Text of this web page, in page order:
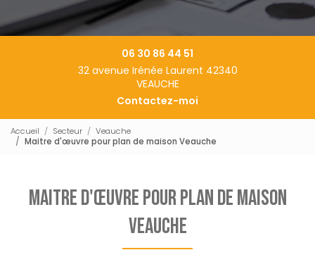
06 30 86 44 51
32 avenue Irénée Laurent 42340
VEAUCHE
Contactez-moi
Accueil Secteur
Veauche
Maitre d'œuvre pour plan de maison Veauche
Maitre d'œuvre pour plan de maison
Veauche